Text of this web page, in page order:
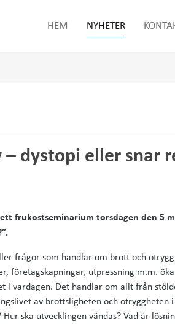
HEM NYHETER
dystopi eller snar
frukostseminarium torsdagen den 5
frågor som handlar om brott och
företagskapningar, utpressning m.m.
i vardagen. Det handlar om allt från
av brottsligheten och otryggheten i
ska utvecklingen vändas? Vad är